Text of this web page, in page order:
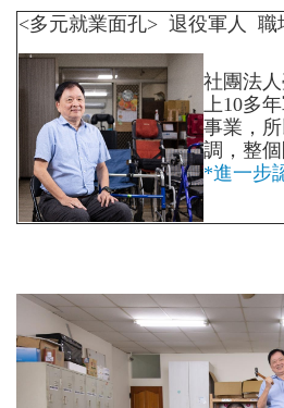
<多元就業面孔> 退役軍人
社團法
上10多
事業，
調，整
*進一步